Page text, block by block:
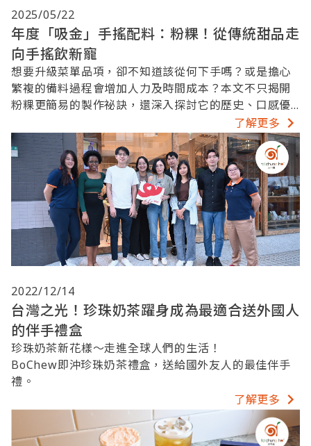
2025/05/22
年度「吸金」手搖配料：粉粿！從傳統甜品走
向手搖飲新寵
想要升級菜單品項，卻不知道該從何下手嗎？或是擔心
繁複的備料過程會增加人力及時間成本？本文不只揭開
粉粿更簡易的製作祕訣，還深入探討它的歷史、口感優
了解更多
2022/12/14
台灣之光！珍珠奶茶躍身成為最適合送外國人
的伴手禮盒
珍珠奶茶新花樣～走進全球人們的生活！
BoChew即沖珍珠奶茶禮盒，送給國外友人的最佳伴手
禮。
了解更多